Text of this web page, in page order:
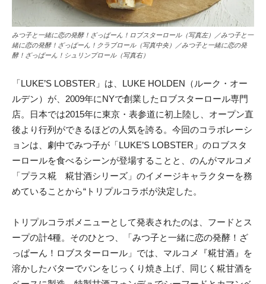
みつ子と一緒に恋の発酵！ざっぱーん！ロブスターロール（写真左）／みつ子と一
緒に恋の発酵！ざっぱーん！クラブロール（写真中央）／みつ子と一緒に恋の発
酵！ざっぱーん！シュリンプロール（写真右）
「LUKE’S LOBSTER」は、LUKE HOLDEN（ルーク・オー
ルデン）が、2009年にNYで創業したロブスターロール専門
店。日本では2015年に東京・表参道に初上陸し、オープン直
後より行列ができるほどの人気を誇る。今回のコラボレーシ
ョンは、劇中でみつ子が「LUKE’S LOBSTER」のロブスタ
ーロールを食べるシーンが登場することと、のんがマルコメ
「プラス糀 糀甘酒シリーズ」のイメージキャラクターを務
めていることから“トリプルコラボが決定した。
トリプルコラボメニューとして発表されたのは、フードとス
ープの計4種。そのひとつ、「みつ子と一緒に恋の発酵！ざ
っぱーん！ロブスターロール」では、マルコメ『糀甘酒』を
溶かしたバターでパンをじっくり焼き上げ、同じく糀甘酒を